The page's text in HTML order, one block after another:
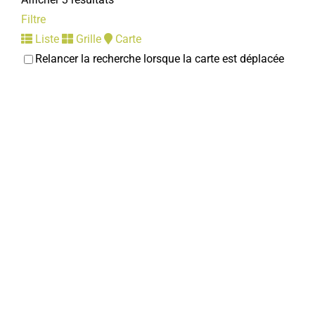
Filtre
Liste
Grille
Carte
Relancer la recherche lorsque la carte est déplacée